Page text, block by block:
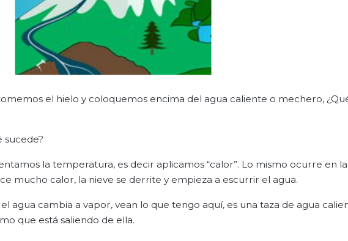
el hielo y coloquemos encima del agua caliente o mechero,
sucede?
la temperatura, es decir aplicamos “calor”. Lo mismo ocurre en
mucho calor, la nieve se derrite y empieza a escurrir el agua.
agua cambia a vapor, vean lo que tengo aquí, es una taza de agua
que está saliendo de ella.